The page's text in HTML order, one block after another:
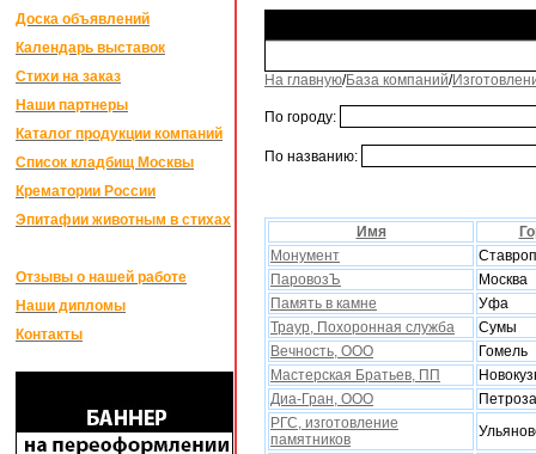
Доска объявлений
Календарь выставок
Стихи на заказ
Наши партнеры
Каталог продукции компаний
Список кладбищ Москвы
Крематории России
Эпитафии животным в стихах
Отзывы о нашей работе
Наши дипломы
Контакты
На главную/База компаний/
По городу:
По названию:
Имя
Монумент
ПаровозЪ
Москва
Память в камне
Уфа
Траур, Поxоронная служба
Сумы
Вечность, ООО
Гомель
Мастерская Братьев, ПП
Диа-Гран, ООО
РГС, изготовление
памятников